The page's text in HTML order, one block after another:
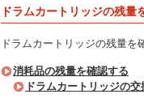
ドラムカートリッジの残量
ドラムカートリッジの残量を
消耗品の残量を確認する
ドラムカートリッジの